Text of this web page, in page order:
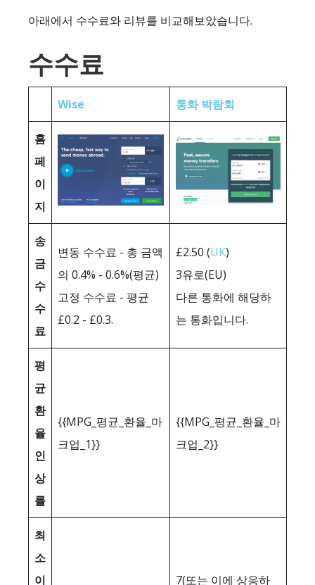
아래에서 수수료와 리뷰를 비교해보았습니다.
수수료
Wise 통화 박람회
홈
페
이
지
송
금
수
수
료
변동 수수료 - 총 금액
의 0.4% - 0.6%(평균)
고정 수수료 - 평균
£0.2 - £0.3.
£2.50 (UK)
3유로(EU)
다른 통화에 해당하
는 통화입니다.
평
균
환
율
인
상
률
{{MPG_평균_환율_마
크업_1}}
{{MPG_평균_환율_마
크업_2}}
최
소
이
7(또는 이에 상응하